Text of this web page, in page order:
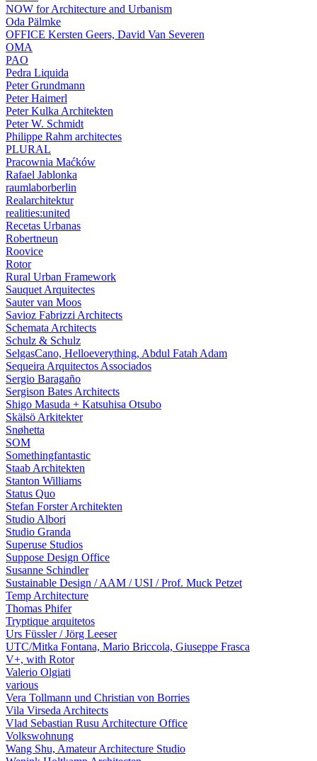
NOW for Architecture and Urbanism
Oda Pälmke
OFFICE Kersten Geers, David Van Severen
OMA
PAO
Pedra Liquida
Peter Grundmann
Peter Haimerl
Peter Kulka Architekten
Peter W. Schmidt
Philippe Rahm architectes
PLURAL
Pracownia Maćków
Rafael Jablonka
raumlaborberlin
Realarchitektur
realities:united
Recetas Urbanas
Robertneun
Roovice
Rotor
Rural Urban Framework
Sauquet Arquitectes
Sauter van Moos
Savioz Fabrizzi Architects
Schemata Architects
Schulz & Schulz
SelgasCano, Helloeverything, Abdul Fatah Adam
Sequeira Arquitectos Associados
Sergio Baragaño
Sergison Bates Architects
Shigo Masuda + Katsuhisa Otsubo
Skälsö Arkitekter
Snøhetta
SOM
Somethingfantastic
Staab Architekten
Stanton Williams
Status Quo
Stefan Forster Architekten
Studio Albori
Studio Granda
Superuse Studios
Suppose Design Office
Susanne Schindler
Sustainable Design / AAM / USI / Prof. Muck Petzet
Temp Architecture
Thomas Phifer
Tryptique arquitetos
Urs Füssler / Jörg Leeser
UTC/Mitka Fontana, Mario Briccola, Giuseppe Frasca
V+, with Rotor
Valerio Olgiati
various
Vera Tollmann und Christian von Borries
Vila Virseda Architects
Vlad Sebastian Rusu Architecture Office
Volkswohnung
Wang Shu, Amateur Architecture Studio